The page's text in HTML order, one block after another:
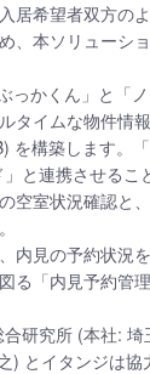
居希望者双方の
、本ソリューシ
っかくん」と「
タイムな物件情
を構築します。
と連携させるこ
空室状況確認と
内見の予約状況
る「内見予約管
研究所 (本社: 埼
) とイタンジは協